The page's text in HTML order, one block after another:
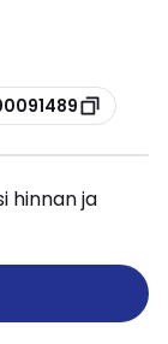
hinnan ja